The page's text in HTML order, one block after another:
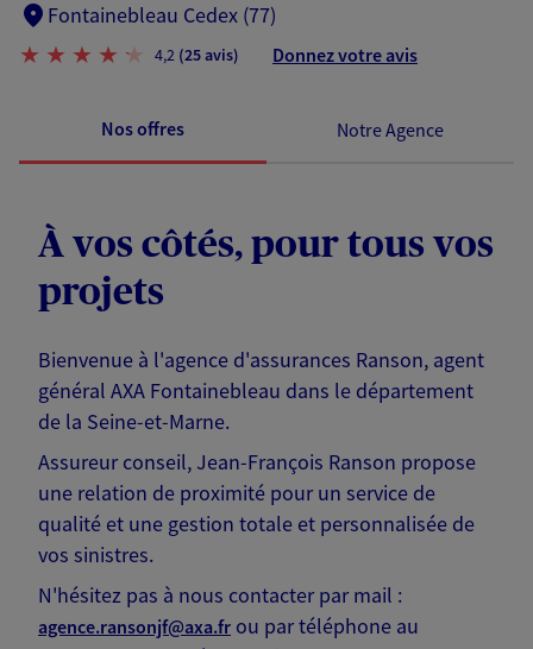
Fontainebleau Cedex (77)
4,2 (25 avis) Donnez votre avis
Nos offres Notre Agence
À vos côtés, pour tous vos
projets
Bienvenue à l'agence d'assurances Ranson, agent
général AXA Fontainebleau dans le département
de la Seine-et-Marne.
Assureur conseil, Jean-François Ranson propose
une relation de proximité pour un service de
qualité et une gestion totale et personnalisée de
vos sinistres.
N'hésitez pas à nous contacter par mail :
agence.ransonjf@axa.fr ou par téléphone au